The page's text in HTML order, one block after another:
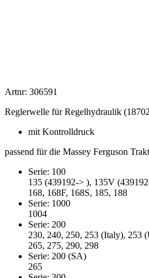
Artnr: 306591
Reglerwelle für Regelhydraulik
mit Kontrolldruck
passend für die Massey Ferguson
Serie: 100
135 (439192-> ), 135V
168, 168F, 168S, 185, 188
Serie: 1000
1004
Serie: 200
230, 240, 250, 253 (Italy), 253
265, 275, 290, 298
Serie: 200 (SA)
265